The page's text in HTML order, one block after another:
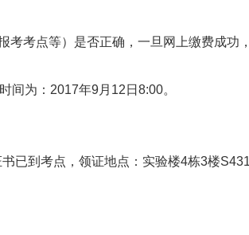
考点等）是否正确，一旦网上缴费成功
为：2017年9月12日8:00。
到考点，领证地点：实验楼4栋3楼